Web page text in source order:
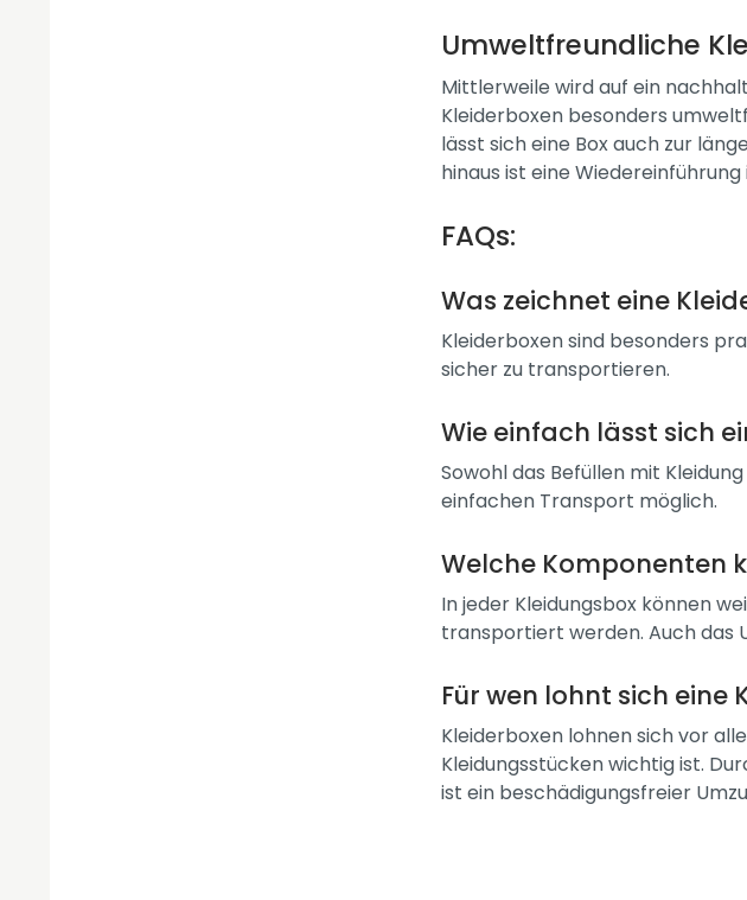
Umweltfreundliche
Mittlerweile wird auf ein
Kleiderboxen besonders
lässt sich eine Box auch zur
hinaus ist eine
FAQs:
Was zeichnet eine
Kleiderboxen sind besonders
sicher zu transportieren.
Wie einfach lässt sich
Sowohl das Befüllen mit
einfachen Transport möglich.
Welche Komponenten
In jeder Kleidungsbox können
transportiert werden. Auch das
Für wen lohnt sich eine
Kleiderboxen lohnen sich vor
Kleidungsstücken wichtig ist.
ist ein beschädigungsfreier